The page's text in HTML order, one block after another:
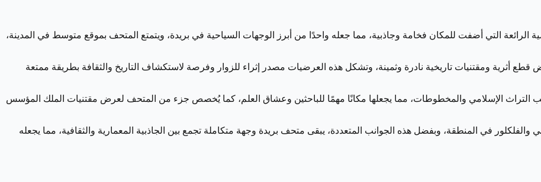
المعمارية الإسلامية الرائعة التي أضفت للمكان فخامة وجاذبية، مما جعله واحدًا من أبرز الوجهات السياحية في بريدة، ويتمتع المتحف بموقع متوسط في المدينة،
أثرية ومقتنيات تاريخية نادرة وثمينة، وتشكل هذه العرضيات مصدر إثراء للزوار وفرصة لاستكشاف التاريخ والثقافة بطريقة ممتعة
الإسلامي والمخطوطات، مما يجعلها مكانًا مهمًا للباحثين وعشاق العلم، كما يُخصص جزء من المتحف لعرض مقتنيات الملك المؤسس
في المنطقة، وبفضل هذه الجوانب المتعددة، يبقى متحف بريدة وجهة متكاملة تجمع بين الجاذبية المعمارية والثقافية، مما يجعله